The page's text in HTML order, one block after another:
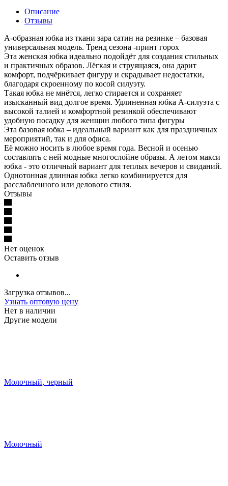
Описание
Отзывы
А-образная юбка из ткани зара сатин на резинке – базовая
универсальная модель. Тренд сезона -принт горох
Эта женская юбка идеально подойдёт для создания стильных
и практичных образов. Лёгкая и струящаяся, она дарит
комфорт, подчёркивает фигуру и скрадывает недостатки,
благодаря скроенному по косой силуэту.
Такая юбка не мнётся, легко стирается и сохраняет
изысканный вид долгое время. Удлиненная юбка А-силуэта с
высокой талией и комфортной резинкой обеспечивают
удобную посадку для женщин любого типа фигуры
Эта базовая юбка – идеальный вариант как для праздничных
мероприятий, так и для офиса.
Её можно носить в любое время года. Весной и осенью
составлять с ней модные многослойне образы. А летом макси
юбка - это отличный вариант для теплых вечеров и свиданий.
Однотонная длинная юбка легко комбинируется для
расслабленного или делового стиля.
Отзывы
Нет оценок
Оставить отзыв
Загрузка отзывов...
Узнать оптовую цену
Нет в наличии
Другие модели
Молочный, черный
Молочный